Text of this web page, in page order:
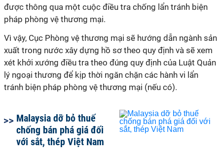
được thông qua một cuộc điều tra chống lẩn tránh biện
pháp phòng vệ thương mại.
Vì vậy, Cục Phòng vệ thương mại sẽ hướng dẫn ngành sản
xuất trong nước xây dựng hồ sơ theo quy định và sẽ xem
xét khởi xướng điều tra theo đúng quy định của Luật Quản
lý ngoại thương để kịp thời ngăn chặn các hành vi lẩn
tránh biện pháp phòng vệ thương mại (nếu có).
Malaysia dỡ bỏ thuế
chống bán phá giá đối
với sắt, thép Việt Nam